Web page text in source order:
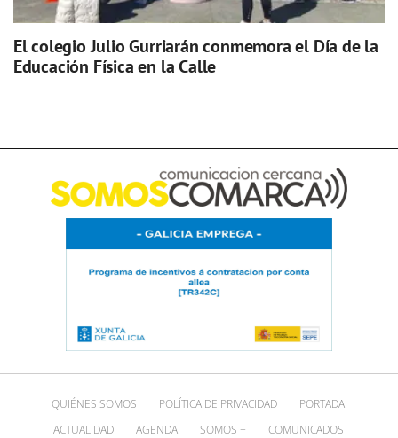
El colegio Julio Gurriarán conmemora el Día de la
Educación Física en la Calle
QUIÉNES SOMOS POLÍTICA DE PRIVACIDAD
PORTADA
ACTUALIDAD
AGENDA SOMOS + COMUNICADOS